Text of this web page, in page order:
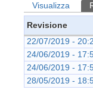
Schede
Visualizza
Revisione
22/07/2019 -
24/06/2019 -
24/06/2019 -
28/05/2019 -